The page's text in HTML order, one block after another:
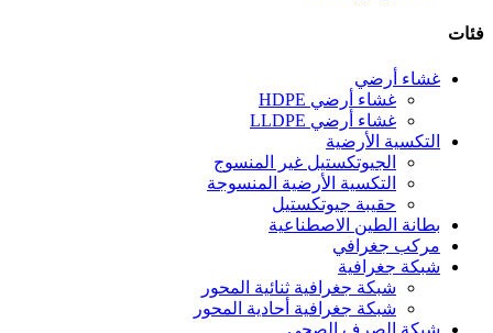
فئات
غشاء أرضي
غشاء أرضي HDPE
غشاء أرضي LLDPE
التكسية الأرضية
الجيوتكستيل غير المنسوج
التكسية الأرضية المنسوجة
حقيبة جيوتكستيل
بطانة الطين الاصطناعية
مركب جغرافي
شبكة جغرافية
شبكة جغرافية ثنائية المحور
شبكة جغرافية أحادية المحور
شبكة الصرف الصحي